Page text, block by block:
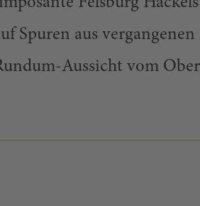
Spuren aus
Aussicht vom